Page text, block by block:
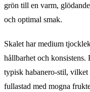
grön till en varm,
och optimal smak.
Skalet har medium
hållbarhet och konsistens.
typisk habanero-stil, vilket
fullastad med mogna